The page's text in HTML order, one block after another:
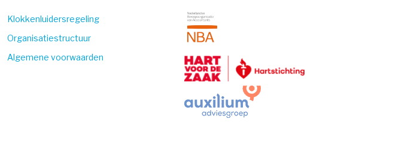
Klokkenluidersregeling
Organisatiestructuur
Algemene voorwaarden